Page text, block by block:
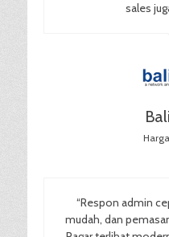
sales
“Respon admin
mudah, dan